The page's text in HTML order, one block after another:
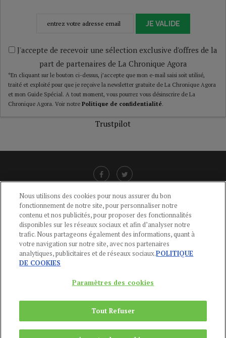
JE VALIDE
J'accepte de recevoir une sélection exclusive d'offres de la
part de partenaires de La Chronique Agora
*En cliquant sur le bouton ci-dessus, j’accepte que mon e-mail saisi soit utilisé,
traité et exploité pour que je reçoive la newsletter gratuite de La Chronique Agora
et mon Guide Spécial. A tout moment, vous pourrez vous désinscrire de La
Chronique Agora. Voir notre Politique de confidentialité.
Trustpilot
LIENS UTILES
CGU-POLITIQUE DE CONFIDENTIALITÉ -POLITIQUE DES COOKIES
MENTIONS LÉGALES -AIDE
CONTACT
Du Lundi au Vendredi, 9h-13h et 14h-17h
Copyright © 2024Publications Agora
Nous utilisons des cookies pour nous assurer du bon
fonctionnement de notre site, pour personnaliser notre
contenu et nos publicités, pour proposer des fonctionnalités
disponibles sur les réseaux sociaux et afin d’analyser notre
trafic. Nous partageons également des informations, quant à
votre navigation sur notre site, avec nos partenaires
analytiques, publicitaires et de réseaux sociaux.POLITIQUE
DE COOKIES
Paramètres des cookies
Tout Refuser